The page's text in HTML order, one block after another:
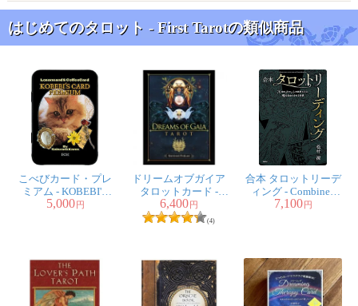
はじめてのタロット - First Tarotの類似商品
こべびカード・プレ
ミアム - KOBEBI'S
CARD PREMIUM
5,000 円
ドリームオブガイア
タロットカード -
Dreams Of Gaia Tarot
6,400 円
(4)
合本 タロットリーデ
ィング - Combined
Tarot Reading
7,100 円